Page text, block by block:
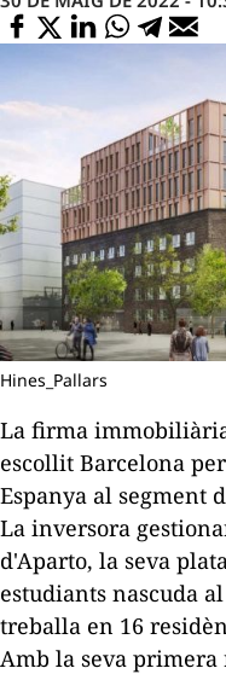
Hines_Pallars
La firma
escollit Barcelona
Espanya al segment
La inversora
d'Aparto, la seva
estudiants nascuda
treballa en 16
Amb la seva primera